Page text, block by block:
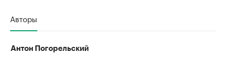
Авторы
Антон Погорельский